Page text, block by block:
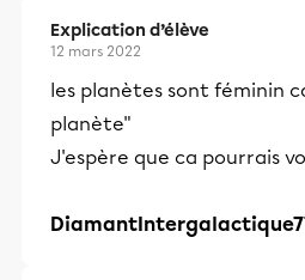
Explication d’élève
12 mars 2022
les planètes sont féminin
planète"
J'espère que ca pourrais